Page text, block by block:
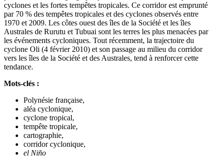
cyclones et les fortes tempêtes tropicales. Ce corridor est emprunté
par 70 % des tempêtes tropicales et des cyclones observés entre
1970 et 2009. Les côtes ouest des îles de la Société et les îles
Australes de Rurutu et Tubuai sont les terres les plus menacées par
les événements cycloniques. Tout récemment, la trajectoire du
cyclone Oli (4 février 2010) et son passage au milieu du corridor
vers les îles de la Société et des Australes, tend à renforcer cette
tendance.
Mots-clés :
Polynésie française,
aléa cyclonique,
cyclone tropical,
tempête tropicale,
cartographie,
corridor cyclonique,
el Niño